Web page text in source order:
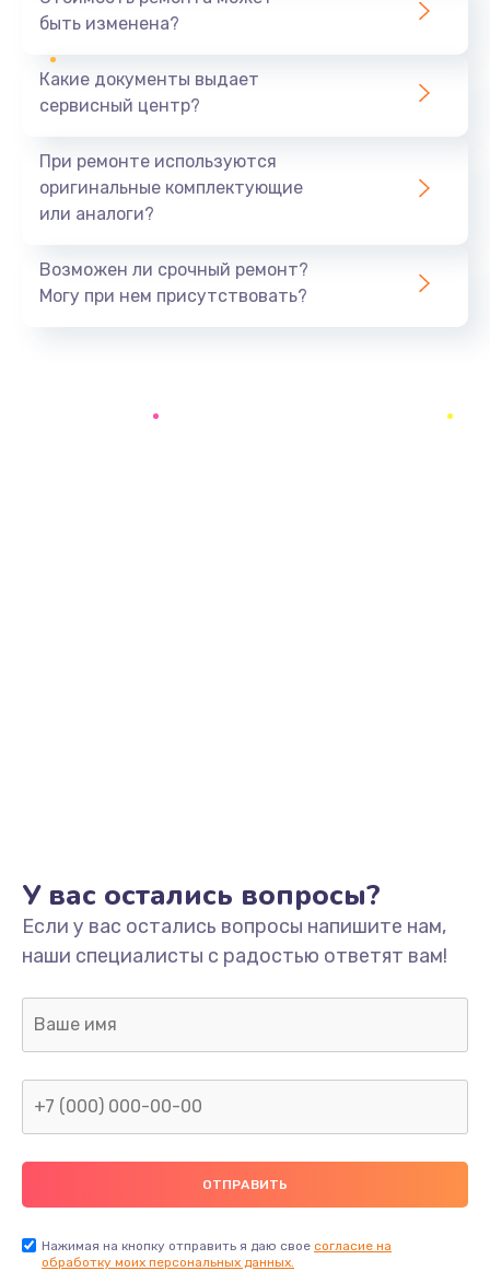
Ремонт южного моста
Замена батарейки BIOS
Заказать
Замена/Pемонт карбюратора
1300 руб.
Заказать
Ремонт капиллярной трубки
400 руб.
Заказать
быть изменена?
Какие документы выдает
сервисный центр?
При ремонте используются
оригинальные комплектующие
или аналоги?
Возможен ли срочный ремонт?
Могу при нем присутствовать?
У вас остались вопросы?
Если у вас остались вопросы напишите нам,
наши специалисты с радостью ответят вам!
Нажимая на кнопку отправить я даю свое согласие на
обработку моих персональных данных.